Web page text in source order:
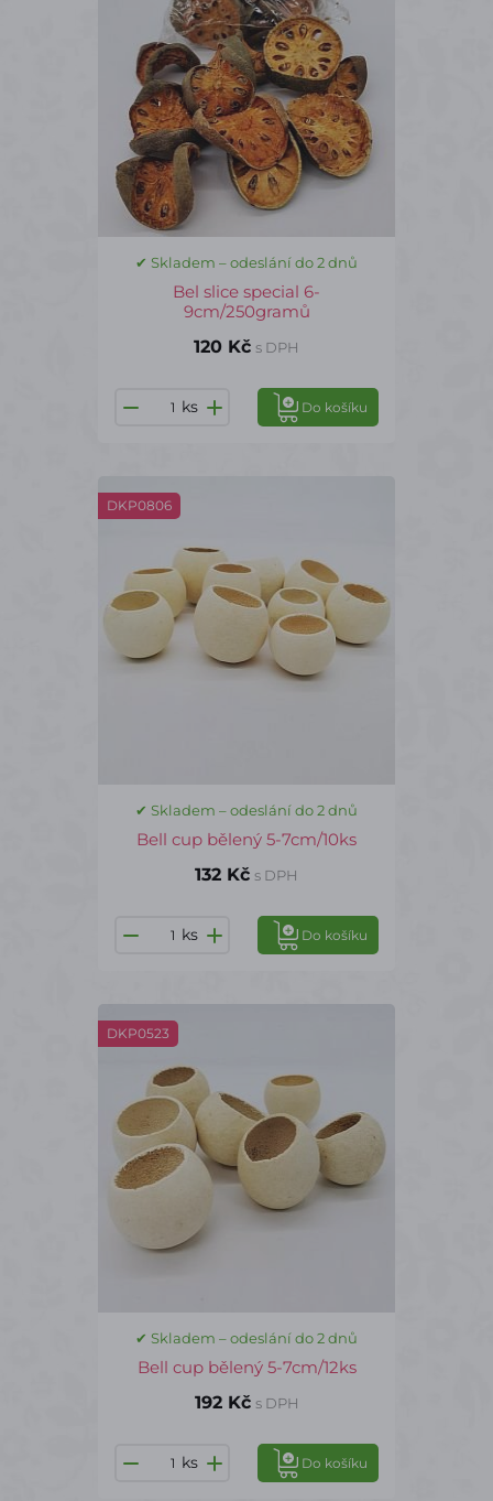
✔ Skladem – odeslání do 2 dnů
Bel slice special 6-
9cm/250gramů
120 Kč s DPH
ks Do košíku
DKP0806
✔ Skladem – odeslání do 2 dnů
Bell cup bělený 5-7cm/10ks
132 Kč s DPH
ks Do košíku
DKP0523
✔ Skladem – odeslání do 2 dnů
Bell cup bělený 5-7cm/12ks
192 Kč s DPH
ks Do košíku